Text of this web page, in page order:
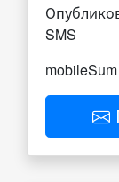
SMS
mobileSum